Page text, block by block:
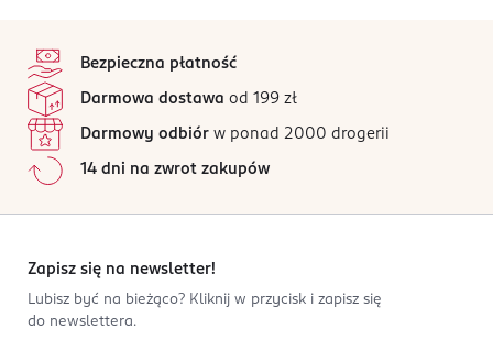
Bezpieczna płatność
Darmowa dostawa od 199 zł
Darmowy odbiór w ponad 2000 drogerii
14 dni na zwrot zakupów
Zapisz się na newsletter!
Lubisz być na bieżąco? Kliknij w przycisk i zapisz się
do newslettera.